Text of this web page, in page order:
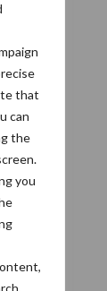
that
can
the
you
en
en